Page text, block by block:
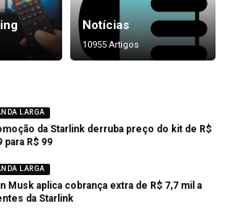
Notícias
10955 Artigos
LARGA
da Starlink derruba preço do kit de R$
para R$ 99
LARGA
Musk aplica cobrança extra de R$ 7,7 mil a
da Starlink